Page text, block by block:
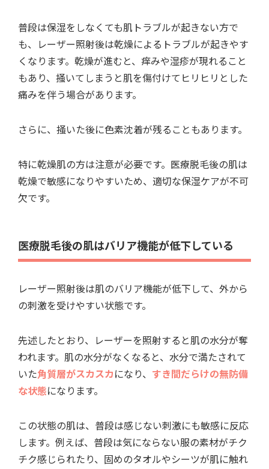
普段は保湿をしなくても肌トラブルが起きない方で
も、レーザー照射後は乾燥によるトラブルが起きやす
くなります。乾燥が進むと、痒みや湿疹が現れること
もあり、掻いてしまうと肌を傷付けてヒリヒリとした
痛みを伴う場合があります。
さらに、掻いた後に色素沈着が残ることもあります。
特に乾燥肌の方は注意が必要です。医療脱毛後の肌は
乾燥で敏感になりやすいため、適切な保湿ケアが不可
欠です。
医療脱毛後の肌はバリア機能が低下している
レーザー照射後は肌のバリア機能が低下して、外から
の刺激を受けやすい状態です。
先述したとおり、レーザーを照射すると肌の水分が奪
われます。肌の水分がなくなると、水分で満たされて
いた角質層がスカスカになり、 すき間だらけの無防備
な状態になります。
この状態の肌は、普段は感じない刺激にも敏感に反応
します。例えば、普段は気にならない服の素材がチク
チク感じられたり、固めのタオルやシーツが肌に触れ